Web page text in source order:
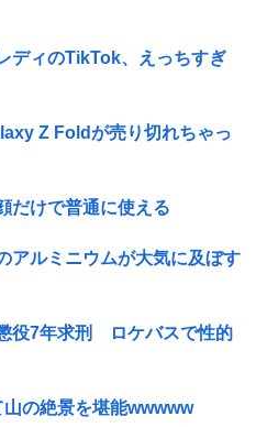
ディのTikTok、えっちすぎ
Z Foldが売り切れちゃっ
だけで普通に使える
アルミニウムが大気に及ぼす
役7年求刑 ロケバスで性的
の絶景を堪能wwwww